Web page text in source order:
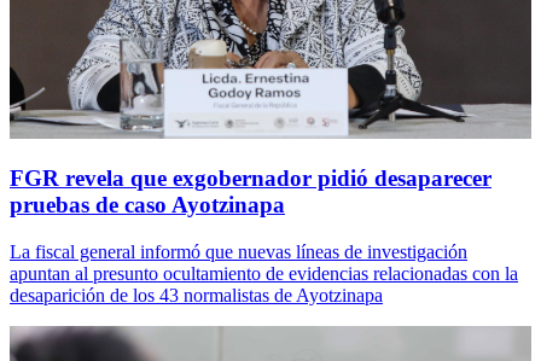
FGR revela que exgobernador pidió desaparecer
pruebas de caso Ayotzinapa
La fiscal general informó que nuevas líneas de investigación
apuntan al presunto ocultamiento de evidencias relacionadas con la
desaparición de los 43 normalistas de Ayotzinapa